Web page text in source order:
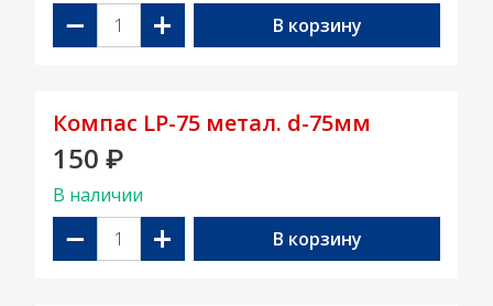
− + В корзину
Компас LP-75 метал. d-75мм
150 ₽
В наличии
− + В корзину